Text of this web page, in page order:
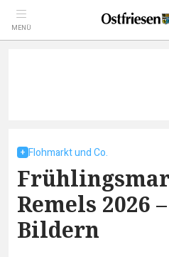
MENÜ
Flohmarkt und Co.
Remels 2026
Bildern